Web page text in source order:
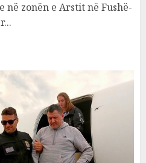
zonën e Arstit në Fushë-